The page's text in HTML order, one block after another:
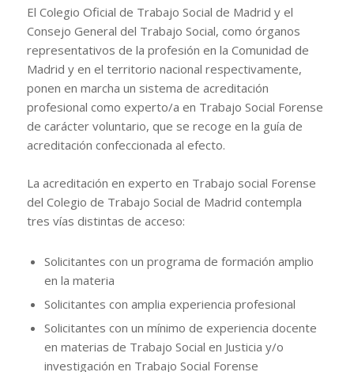
El Colegio Oficial de Trabajo Social de Madrid y el
Consejo General del Trabajo Social, como órganos
representativos de la profesión en la Comunidad de
Madrid y en el territorio nacional respectivamente,
ponen en marcha un sistema de acreditación
profesional como experto/a en Trabajo Social Forense
de carácter voluntario, que se recoge en la guía de
acreditación confeccionada al efecto.
La acreditación en experto en Trabajo social Forense
del Colegio de Trabajo Social de Madrid contempla
tres vías distintas de acceso:
Solicitantes con un programa de formación amplio
en la materia
Solicitantes con amplia experiencia profesional
Solicitantes con un mínimo de experiencia docente
en materias de Trabajo Social en Justicia y/o
investigación en Trabajo Social Forense